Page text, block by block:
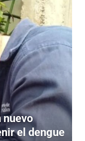
nuevo